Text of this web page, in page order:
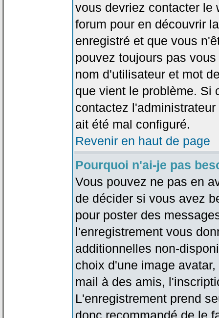
vous devriez contacter le
forum pour en découvrir
enregistré et que vous
pouvez toujours pas
nom d'utilisateur et mot
que vient le problème. Si
contactez
ait été mal configuré.
Revenir en haut de page
Pourquoi n'ai-je pas
Vous pouvez ne pas en
de décider si vous avez
pour poster des
l'enregistrement vous
additionnelles non-
choix d'une image
mail à des amis,
L'enregistrement prend
donc recommandé de le